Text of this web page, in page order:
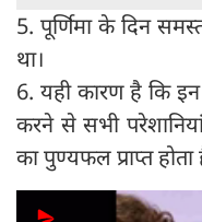
5. पूर्णिमा के दिन
था।
6. यही कारण है कि
करने से सभी
का पुण्यफल प्राप्त होता